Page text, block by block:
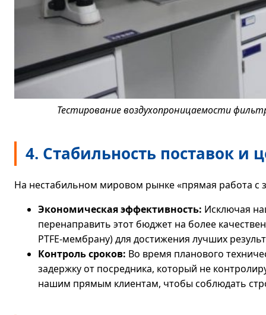
Тестирование воздухопроницаемости
4. Стабильность поставок и
На нестабильном мировом рынке «прямая работа с
Экономическая эффективность: Исключая
перенаправить этот бюджет на более
PTFE-мембрану) для достижения лучших
Контроль сроков: Во время планового
задержку от посредника, который не
нашим прямым клиентам, чтобы соблюдать